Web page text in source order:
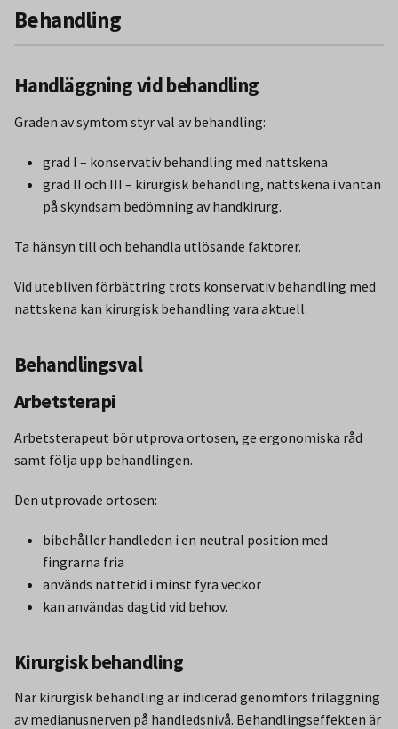
Behandling
Handläggning vid behandling
Graden av symtom styr val av behandling:
grad I – konservativ behandling med nattskena
grad II och III – kirurgisk behandling, nattskena i väntan
på skyndsam bedömning av handkirurg.
Ta hänsyn till och behandla utlösande faktorer.
Vid utebliven förbättring trots konservativ behandling med
nattskena kan kirurgisk behandling vara aktuell.
Behandlingsval
Arbetsterapi
Arbetsterapeut bör utprova ortosen, ge ergonomiska råd
samt följa upp behandlingen.
Den utprovade ortosen:
bibehåller handleden i en neutral position med
fingrarna fria
används nattetid i minst fyra veckor
kan användas dagtid vid behov.
Kirurgisk behandling
När kirurgisk behandling är indicerad genomförs friläggning
av medianusnerven på handledsnivå. Behandlingseffekten är